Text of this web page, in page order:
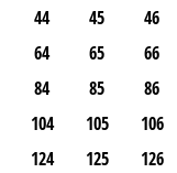
44 45
46
64 65
66
84 85
86
104 105
106
124 125
126